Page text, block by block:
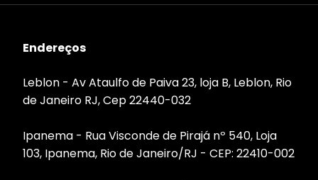
Endereços
Leblon - Av Ataulfo de Paiva 23, loja B, Leblon, Rio
de Janeiro RJ, Cep 22440-032
Ipanema - Rua Visconde de Pirajá nº 540, Loja
103, Ipanema, Rio de Janeiro/RJ - CEP: 22410-002